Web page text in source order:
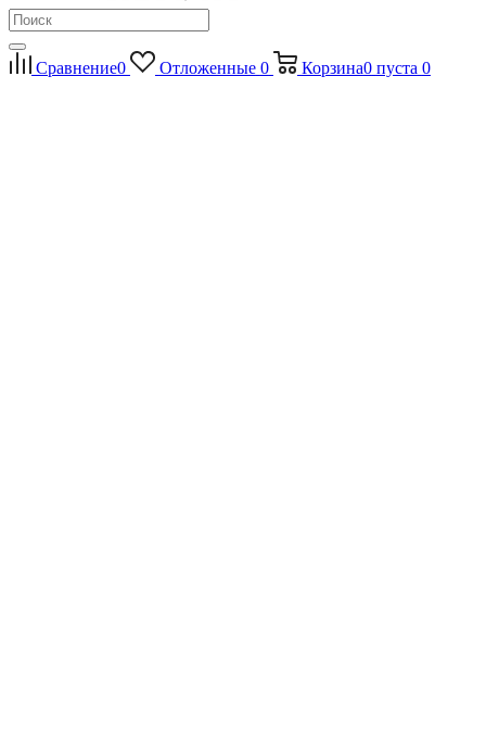
Сравнение0 Отложенные 0 Корзина0 пуста 0